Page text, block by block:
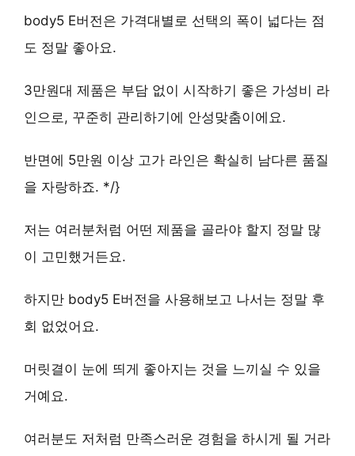
body5 E버전은 가격대별로 선택의 폭이 넓다는 점
도 정말 좋아요.
3만원대 제품은 부담 없이 시작하기 좋은 가성비 라
인 으로, 꾸준히 관리하기에 안성맞춤이에요.
반면에 5만원 이상 고가 라인은 확실히 남다른 품질
을 자랑하죠. */}
저는 여러분처럼 어떤 제품을 골라야 할지 정말 많
이 고민했거든요.
하지만 body5 E버전을 사용해보고 나서는 정말 후
회 없었어요.
머릿결이 눈에 띄게 좋아지는 것을 느끼실 수 있을
거예요.
여러분도 저처럼 만족스러운 경험을 하시게 될 거라